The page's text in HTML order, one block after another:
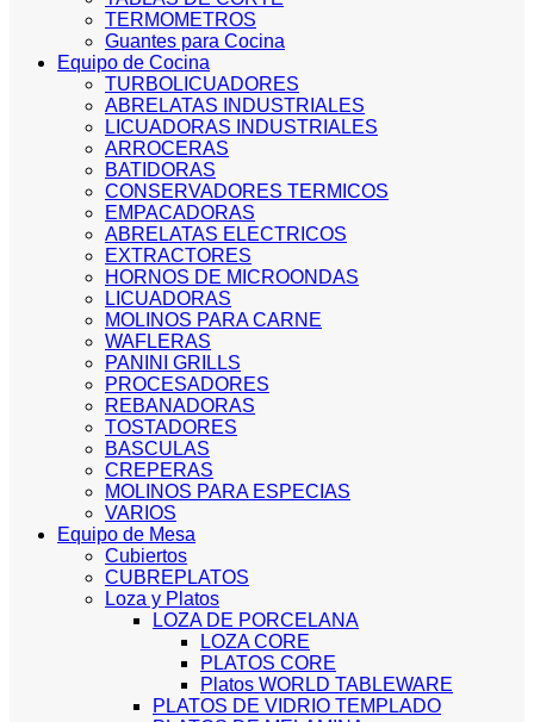
TERMOMETROS
Guantes para Cocina
Equipo de Cocina
TURBOLICUADORES
ABRELATAS INDUSTRIALES
LICUADORAS INDUSTRIALES
ARROCERAS
BATIDORAS
CONSERVADORES TERMICOS
EMPACADORAS
ABRELATAS ELECTRICOS
EXTRACTORES
HORNOS DE MICROONDAS
LICUADORAS
MOLINOS PARA CARNE
WAFLERAS
PANINI GRILLS
PROCESADORES
REBANADORAS
TOSTADORES
BASCULAS
CREPERAS
MOLINOS PARA ESPECIAS
VARIOS
Equipo de Mesa
Cubiertos
CUBREPLATOS
Loza y Platos
LOZA DE PORCELANA
LOZA CORE
PLATOS CORE
Platos WORLD TABLEWARE
PLATOS DE VIDRIO TEMPLADO